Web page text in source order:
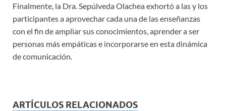
Finalmente, la Dra. Sepúlveda Olachea exhortó a las y los
participantes a aprovechar cada una de las enseñanzas
con el fin de ampliar sus conocimientos, aprender a ser
personas más empáticas e incorporarse en esta dinámica
de comunicación.
ARTÍCULOS RELACIONADOS